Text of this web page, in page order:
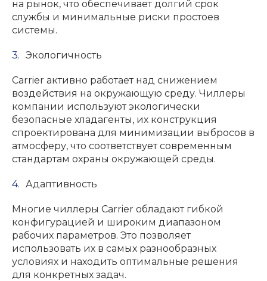
на рынок, что обеспечивает долгий срок
службы и минимальные риски простоев
системы.
Экологичность
Carrier активно работает над снижением
воздействия на окружающую среду. Чиллеры
компании используют экологически
безопасные хладагенты, их конструкция
спроектирована для минимизации выбросов в
атмосферу, что соответствует современным
стандартам охраны окружающей среды.
Адаптивность
Многие чиллеры Carrier обладают гибкой
конфигурацией и широким диапазоном
рабочих параметров. Это позволяет
использовать их в самых разнообразных
условиях и находить оптимальные решения
для конкретных задач.